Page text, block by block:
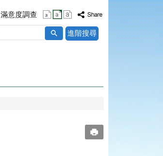
滿意度調查
搜
尋
進階搜尋